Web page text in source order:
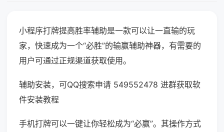
小程序打牌提高胜率辅助是一款可以让一直输的玩
家，快速成为一个“必胜”的输赢辅助神器，有需要的
用户可通过正规渠道获取使用。
辅助安装，可QQ搜索申请 549552478 进群获取软
件安装教程
手机打牌可以一键让你轻松成为“必赢”。其操作方式